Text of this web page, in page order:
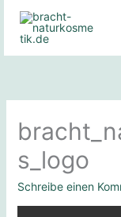
Zum
s_logo
Schreibe einen